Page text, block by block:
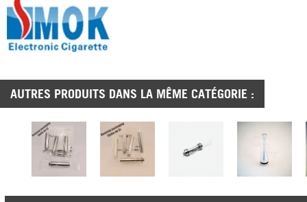
AUTRES PRODUITS DANS LA MÊME CATÉGORIE :